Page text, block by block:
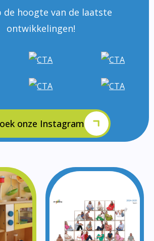
de hoogte van de laatste
ontwikkelingen!
onze Instagram